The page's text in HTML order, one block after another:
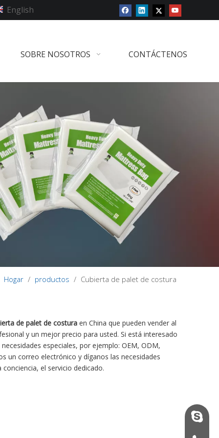
English
SOBRE NOSOTROS CONTÁCTENOS
Hogar / productos / Cubierta de palet de costura
de palet de costura en China que pueden vender al
y un mejor precio para usted. Si está interesado
especiales, por ejemplo: OEM, ODM,
un correo electrónico y díganos las necesidades
el servicio dedicado.